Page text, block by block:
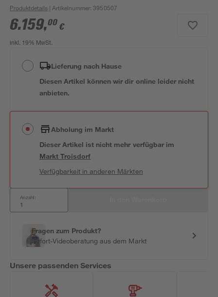
Produktdetails | Artikelnummer:3950507
6.159,00 €
inkl. 19% MwSt.
Lieferung nach Hause
Diesen Artikel können wir dir online leider nicht
anbieten.
Abholung im Markt
Dieser Artikel ist nicht mehr verfügbar im
MarktTroisdorf
Verfügbarkeit in anderen Märkten
Anzahl:
Fragen zum Produkt?
Sofort-Videoberatung aus dem Markt
Unsere passenden Services